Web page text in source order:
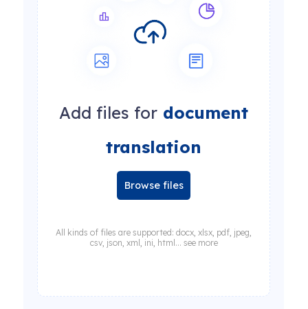
Add files for document
translation
Browse files
All kinds of files are supported: docx, xlsx, pdf, jpeg,
csv, json, xml, ini, html... see more